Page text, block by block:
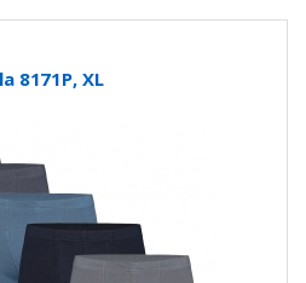
8171P, XL